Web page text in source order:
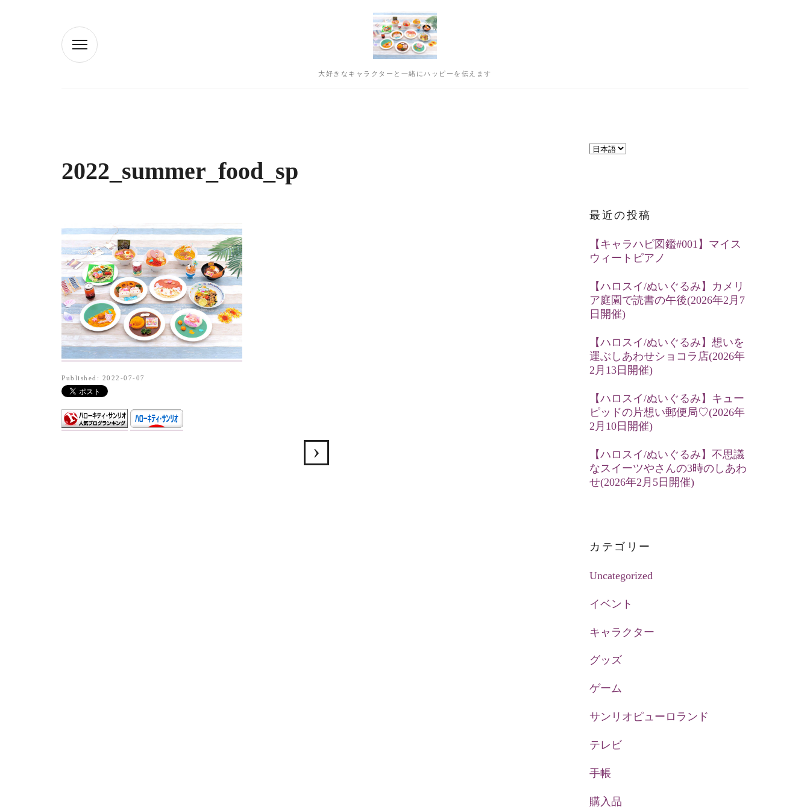
大好きなキャラクターと一緒にハッピーを伝えます
2022_summer_food_sp
Published: 2022-07-07
言
択
最近の投稿
【キャラハピ図鑑#001】マイス
ウィートピアノ
【ハロスイ/ぬいぐるみ】カメリ
ア庭園で読書の午後(2026年2月7
日開催)
【ハロスイ/ぬいぐるみ】想いを
運ぶしあわせショコラ店(2026年
2月13日開催)
【ハロスイ/ぬいぐるみ】キュー
ピッドの片想い郵便局♡(2026年
2月10日開催)
【ハロスイ/ぬいぐるみ】不思議
なスイーツやさんの3時のしあわ
せ(2026年2月5日開催)
カテゴリー
Uncategorized
イベント
キャラクター
グッズ
ゲーム
サンリオピューロランド
テレビ
手帳
購入品